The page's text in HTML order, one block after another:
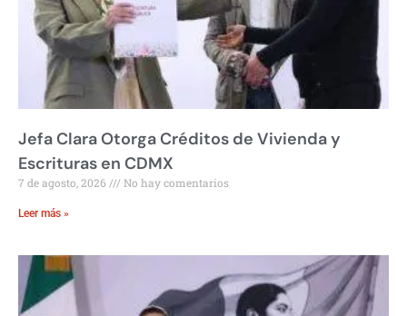
Jefa Clara Otorga Créditos de Vivienda y
Escrituras en CDMX
7 de agosto, 2026 No hay comentarios
Leer más »